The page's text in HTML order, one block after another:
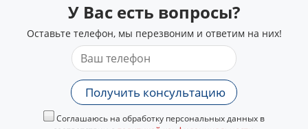
У Вас есть вопросы?
Оставьте телефон, мы перезвоним и ответим на них!
Получить консультацию
Соглашаюсь на обработку персональных данных в